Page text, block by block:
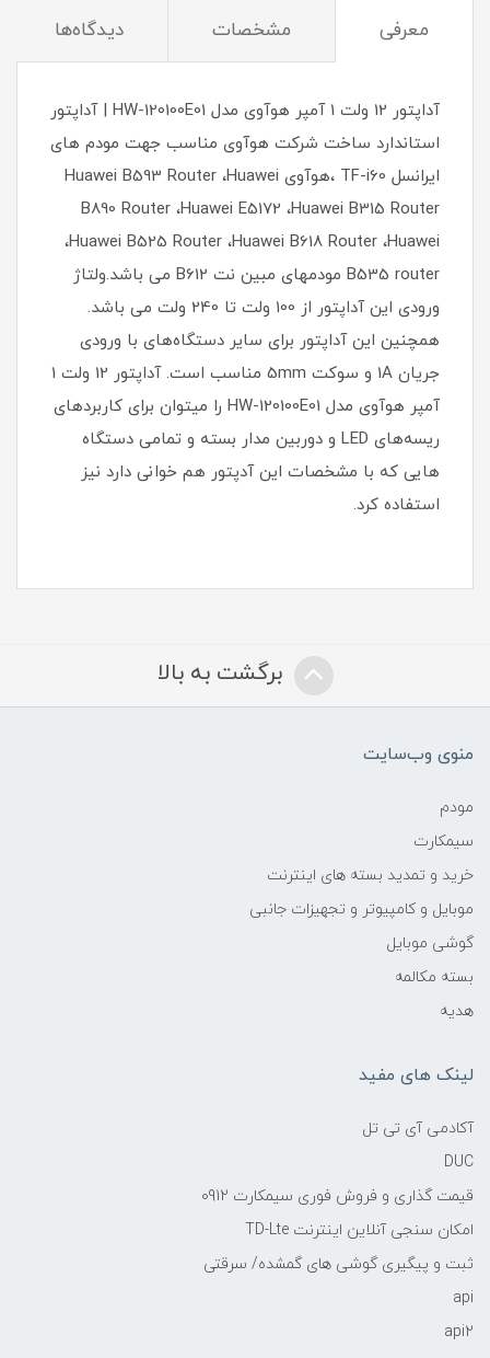
معرفی مشخصات دیدگاه‌ها
آداپتور 12 ولت 1 آمپر هوآوی مدل HW-120100E01 | آداپتور
استاندارد ساخت شرکت هوآوی مناسب جهت مودم های
ایرانسل TF-i60 ،هوآوی Huawei B593 Router ،Huawei
B890 Router ،Huawei E5172 ،Huawei B315 Router
،Huawei B525 Router ،Huawei B618 Router ،Huawei
B535 router مودمهای مبین نت B612 می باشد.ولتاژ
ورودی این آداپتور از 100 ولت تا 240 ولت می باشد.
همچنین این آداپتور برای سایر دستگاه‌های با ورودی
جریان 1A و سوکت 5mm مناسب است. آداپتور 12 ولت 1
آمپر هوآوی مدل HW-120100E01 را میتوان برای کاربرد‌های
ریسه‌های LED و دوربین مدار بسته و تمامی دستگاه
هایی که با مشخصات این آدپتور هم خوانی دارد نیز
استفاده کرد.
برگشت به بالا
منوی وب‌سایت
مودم
سیمکارت
خرید و تمدید بسته های اینترنت
موبایل و کامپیوتر و تجهیزات جانبی
گوشی موبایل
بسته مکالمه
هدیه
لینک های مفید
آکادمی آی تی تل
DUC
قیمت گذاری و فروش فوری سیمکارت 0912
امکان سنجی آنلاین اینترنت TD-Lte
ثبت و پیگیری گوشی های گمشده/ سرقتی
api
api2